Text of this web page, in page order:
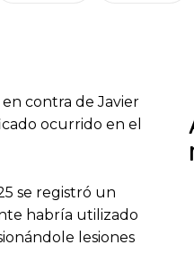
contra de Javier
ocurrido en el
se registró un
habría utilizado
lesiones